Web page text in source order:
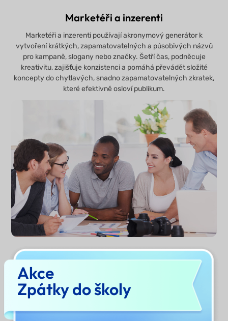
Marketéři a inzerenti
Marketéři a inzerenti používají akronymový generátor k
vytvoření krátkých, zapamatovatelných a působivých názvů
pro kampaně, slogany nebo značky. Šetří čas, podněcuje
kreativitu, zajišťuje konzistenci a pomáhá převádět složité
koncepty do chytlavých, snadno zapamatovatelných zkratek,
které efektivně osloví publikum.
Proč používat generátor
Akce
Zpátky do školy